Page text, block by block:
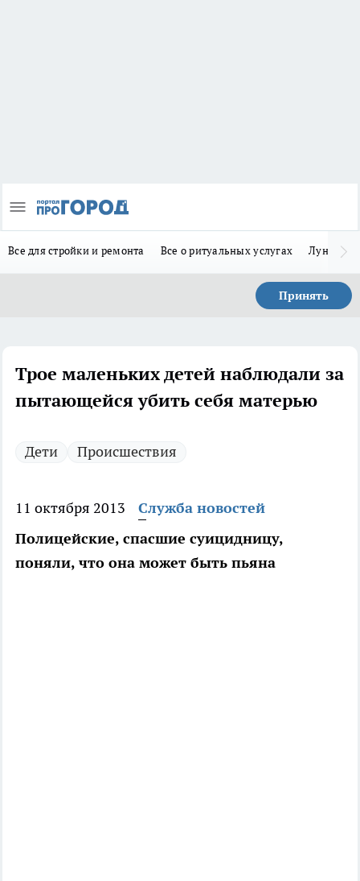
Все для стройки и ремонта Все о ритуальных услугах Лунно-
Принять
Трое маленьких детей наблюдали за
пытающейся убить себя матерью
Дети Происшествия
11 октября 2013
Служба новостей
Полицейские, спасшие суицидницу,
поняли, что она может быть пьяна